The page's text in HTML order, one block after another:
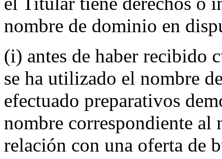
nombre de dominio en
(i) antes de haber recibido
se ha utilizado el nombre
efectuado preparativos
nombre correspondiente al
relación con una oferta de